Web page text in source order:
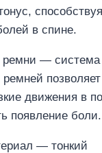
способствуя
в спине.
— система
позволяет
движения в
появление боли.
— тонкий